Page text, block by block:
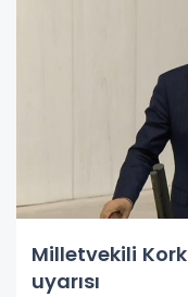
Milletvekili
uyarısı